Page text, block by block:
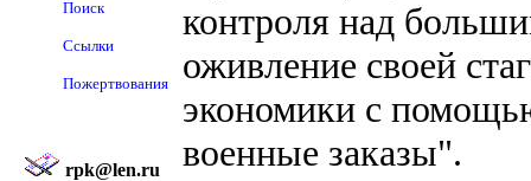
Поиск
Ссылки
Пожертвования
rpk@len.ru
контроля над
оживление своей
экономики с
военные заказы".